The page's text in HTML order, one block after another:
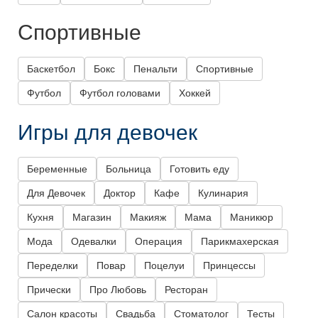
Спортивные
Баскетбол Бокс Пенальти Спортивные
Футбол Футбол головами Хоккей
Игры для девочек
Беременные Больница Готовить еду
Для Девочек Доктор Кафе Кулинария
Кухня Магазин Макияж Мама Маникюр
Мода Одевалки Операция Парикмахерская
Переделки Повар Поцелуи Принцессы
Прически Про Любовь Ресторан
Салон красоты Свадьба Стоматолог Тесты